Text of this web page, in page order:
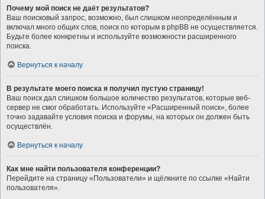
Почему мой поиск не даёт результатов?
Ваш поисковый запрос, возможно, был слишком неопределённым и
включал много общих слов, поиск по которым в phpBB не осуществляется.
Будьте более конкретны и используйте возможности расширенного
поиска.
Вернуться к началу
В результате моего поиска я получил пустую страницу!
Ваш поиск дал слишком большое количество результатов, которые веб-
сервер не смог обработать. Используйте «Расширенный поиск», более
точно задавайте условия поиска и форумы, на которых он должен быть
осуществлён.
Вернуться к началу
Как мне найти пользователя конференции?
Перейдите на страницу «Пользователи» и щёлкните по ссылке «Найти
пользователя».